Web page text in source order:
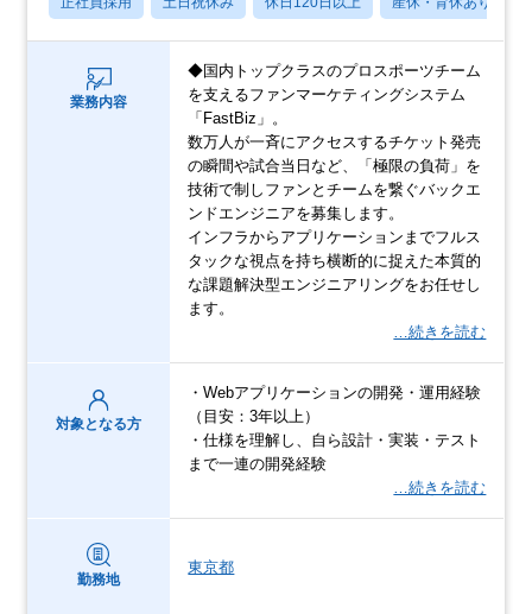
業務内容
◆国内トップクラスのプロスポーツチーム
を支えるファンマーケティングシステム
「FastBiz」。
数万人が一斉にアクセスするチケット発売
の瞬間や試合当日など、「極限の負荷」を
技術で制しファンとチームを繋ぐバックエ
ンドエンジニアを募集します。
インフラからアプリケーションまでフルス
タックな視点を持ち横断的に捉えた本質的
な課題解決型エンジニアリングをお任せし
ます。
…続きを読む
対象となる方
・Webアプリケーションの開発・運用経験
（目安：3年以上）
・仕様を理解し、自ら設計・実装・テスト
まで一連の開発経験
…続きを読む
勤務地
東京都